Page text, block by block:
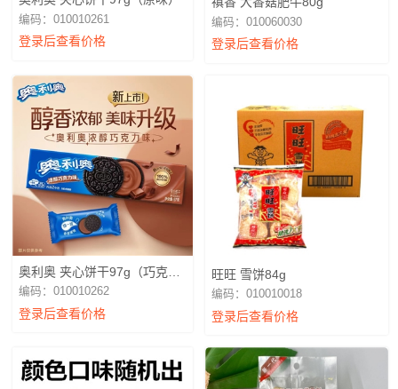
编码：010010261
登录后查看价格
编码：010060030
登录后查看价格
奥利奥 夹心饼干97g（巧克力
味）
编码：010010262
登录后查看价格
旺旺 雪饼84g
编码：010010018
登录后查看价格